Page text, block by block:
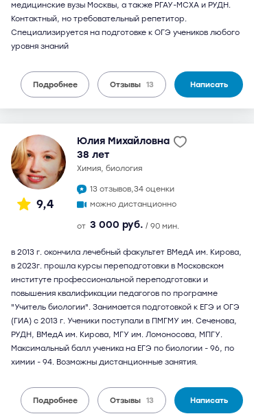
медицинские вузы Москвы, а также РГАУ-МСХА и РУДН.
Контактный, но требовательный репетитор.
Специализируется на подготовке к ОГЭ учеников любого
уровня знаний
Подробнее Отзывы 13 Написать
9,4
Юлия Михайловна
38 лет
химия, биология
13 отзывов,34 оценки
можно дистанционно
от 3 000 руб. / 90 мин.
в 2013 г. окончила лечебный факультет ВМедА им. Кирова,
в 2023г. прошла курсы переподготовки в Московском
институте профессиональной переподготовки и
повышения квалификации педагогов по программе
"Учитель биологии". Занимается подготовкой к ЕГЭ и ОГЭ
(ГИА) с 2013 г. Ученики поступали в ПМГМУ им. Сеченова,
РУДН, ВМедА им. Кирова, МГУ им. Ломоносова, МПГУ.
Максимальный балл ученика на ЕГЭ по биологии - 96, по
химии - 94. Возможны дистанционные занятия.
Подробнее Отзывы 13 Написать